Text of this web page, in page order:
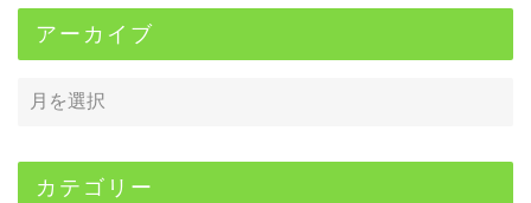
アーカイブ
カテゴリー